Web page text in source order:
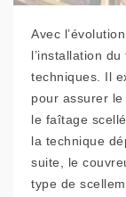
Avec
l’installation
techniques. Il
pour assurer
le faîtage
la technique
suite, le
type de